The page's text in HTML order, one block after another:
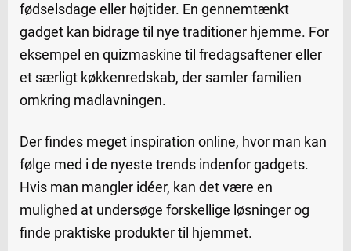
fødselsdage eller højtider. En gennemtænkt
gadget kan bidrage til nye traditioner hjemme. For
eksempel en quizmaskine til fredagsaftener eller
et særligt køkkenredskab, der samler familien
omkring madlavningen.
Der findes meget inspiration online, hvor man kan
følge med i de nyeste trends indenfor gadgets.
Hvis man mangler idéer, kan det være en
mulighed at undersøge forskellige løsninger og
finde praktiske produkter til hjemmet.